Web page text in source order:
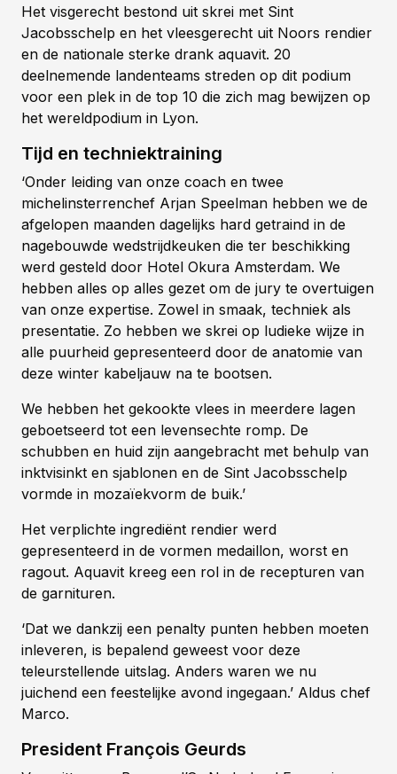
Het visgerecht bestond uit skrei met Sint
Jacobsschelp en het vleesgerecht uit Noors rendier
en de nationale sterke drank aquavit. 20
deelnemende landenteams streden op dit podium
voor een plek in de top 10 die zich mag bewijzen op
het wereldpodium in Lyon.
Tijd en techniektraining
‘Onder leiding van onze coach en twee
michelinsterrenchef Arjan Speelman hebben we de
afgelopen maanden dagelijks hard getraind in de
nagebouwde wedstrijdkeuken die ter beschikking
werd gesteld door Hotel Okura Amsterdam. We
hebben alles op alles gezet om de jury te overtuigen
van onze expertise. Zowel in smaak, techniek als
presentatie. Zo hebben we skrei op ludieke wijze in
alle puurheid gepresenteerd door de anatomie van
deze winter kabeljauw na te bootsen.
We hebben het gekookte vlees in meerdere lagen
geboetseerd tot een levensechte romp. De
schubben en huid zijn aangebracht met behulp van
inktvisinkt en sjablonen en de Sint Jacobsschelp
vormde in mozaïekvorm de buik.’
Het verplichte ingrediënt rendier werd
gepresenteerd in de vormen medaillon, worst en
ragout. Aquavit kreeg een rol in de recepturen van
de garnituren.
‘Dat we dankzij een penalty punten hebben moeten
inleveren, is bepalend geweest voor deze
teleurstellende uitslag. Anders waren we nu
juichend een feestelijke avond ingegaan.’ Aldus chef
Marco.
President François Geurds